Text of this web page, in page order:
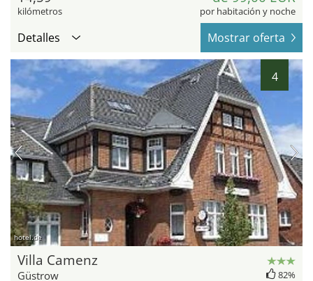
kilómetros por habitación y noche
Detalles Mostrar oferta
4
hotel.de
Villa Camenz
Güstrow 82%